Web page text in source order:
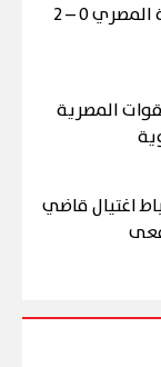
شاهد فيديو أهداف مباراة المصري 0 – 2
المصرية
اغتيال قاضي